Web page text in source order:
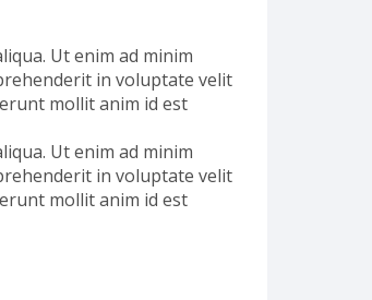
Ut enim ad minim
in voluptate velit
mollit anim id est
Ut enim ad minim
in voluptate velit
mollit anim id est